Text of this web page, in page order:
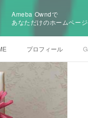
Ameba Owndで
あなただけのホームペー
プロフィール